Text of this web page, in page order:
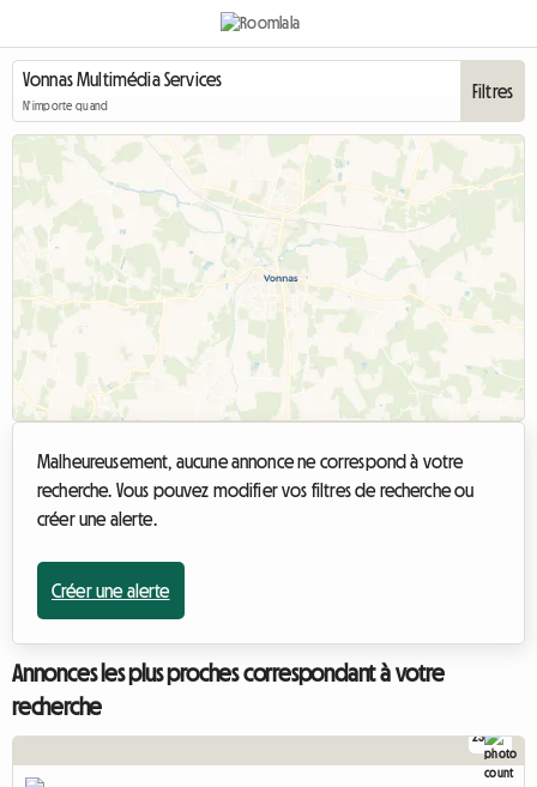
N'importe quand
Filtres
Malheureusement, aucune annonce ne correspond à votre
recherche. Vous pouvez modifier vos filtres de recherche ou
créer une alerte.
Créer une alerte
Annonces les plus proches correspondant à votre
recherche
23